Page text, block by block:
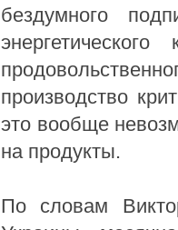
бездумного
производство
это вообще
на продукты.
По словам